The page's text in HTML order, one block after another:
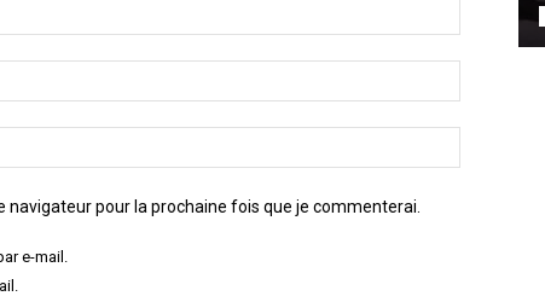
pour la prochaine fois que je commenterai.
e-mail.